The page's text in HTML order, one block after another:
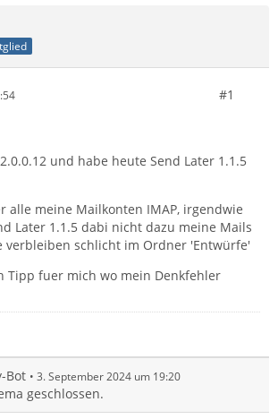
#1
und habe heute Send Later 1.1.5
alle meine Mailkonten IMAP, irgendwie
Later 1.1.5 dabi nicht dazu meine Mails
verbleiben schlicht im Ordner 'Entwürfe'
Tipp fuer mich wo mein Denkfehler
Bot 3. September 2024 um 19:20
geschlossen.